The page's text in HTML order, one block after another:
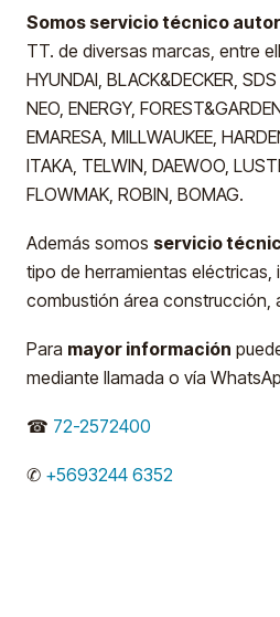
Somos servicio técnico
TT. de diversas marcas, entre
HYUNDAI, BLACK&DECKER,
NEO, ENERGY,
EMARESA, MILLWAUKEE,
ITAKA, TELWIN, DAEWOO,
FLOWMAK, ROBIN, BOMAG.
Además somos servicio
tipo de herramientas eléctricas,
combustión área construcción,
Para mayor información
mediante llamada o vía
☎ 72-2572400
✆ +5693244 6352